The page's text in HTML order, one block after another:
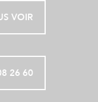
VOIR
26 60